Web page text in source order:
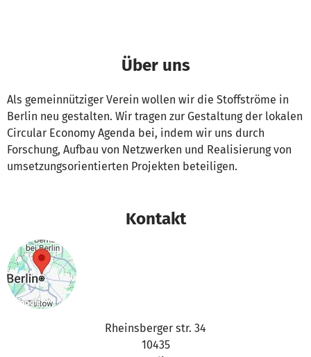
Über uns
Als gemeinnütziger Verein wollen wir die Stoffströme in
Berlin neu gestalten. Wir tragen zur Gestaltung der lokalen
Circular Economy Agenda bei, indem wir uns durch
Forschung, Aufbau von Netzwerken und Realisierung von
umsetzungsorientierten Projekten beteiligen.
Kontakt
Rheinsberger str. 34
10435